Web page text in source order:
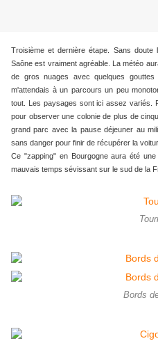
Troisième et dernière étape. Sans
Saône est vraiment agréable. La météo
de gros nuages avec quelques
m'attendais à un parcours un peu
tout. Les paysages sont ici assez variés.
pour observer une colonie de plus de
grand parc avec la pause déjeuner au
sans danger pour finir de récupérer la
Ce "zapping" en Bourgogne aura été
mauvais temps sévissant sur le sud de la
Bords